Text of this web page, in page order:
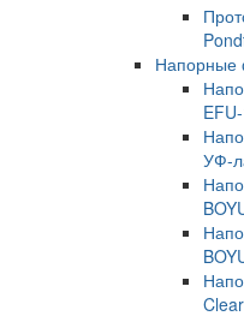
Напорные
УФ-